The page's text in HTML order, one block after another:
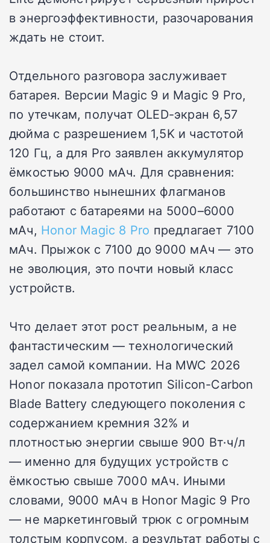
в энергоэффективности, разочарования
ждать не стоит.
Отдельного разговора заслуживает
батарея. Версии Magic 9 и Magic 9 Pro,
по утечкам, получат OLED-экран 6,57
дюйма с разрешением 1,5K и частотой
120 Гц, а для Pro заявлен аккумулятор
ёмкостью 9000 мАч. Для сравнения:
большинство нынешних флагманов
работают с батареями на 5000–6000
мАч, Honor Magic 8 Pro предлагает 7100
мАч. Прыжок с 7100 до 9000 мАч — это
не эволюция, это почти новый класс
устройств.
Что делает этот рост реальным, а не
фантастическим — технологический
задел самой компании. На MWC 2026
Honor показала прототип Silicon-Carbon
Blade Battery следующего поколения с
содержанием кремния 32% и
плотностью энергии свыше 900 Вт·ч/л
— именно для будущих устройств с
ёмкостью свыше 7000 мАч. Иными
словами, 9000 мАч в Honor Magic 9 Pro
— не маркетинговый трюк с огромным
толстым корпусом, а результат работы с